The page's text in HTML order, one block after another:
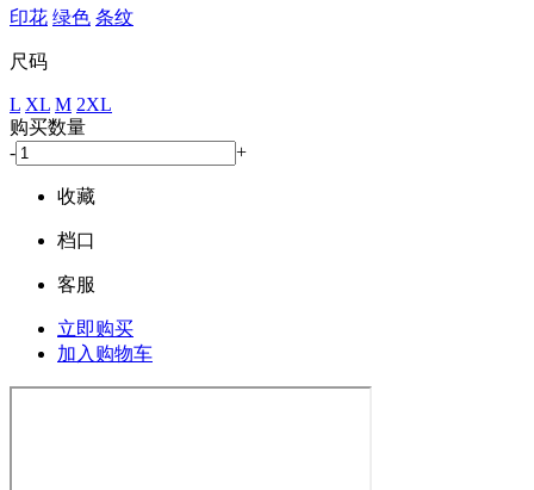
印花 绿色 条纹
尺码
L XL M 2XL
购买数量
-
+
收藏
档口
客服
立即购买
加入购物车